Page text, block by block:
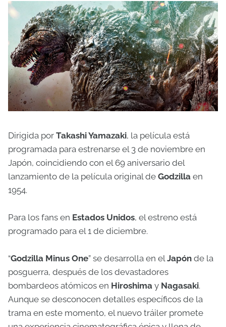
Dirigida por Takashi Yamazaki, la película está
programada para estrenarse el 3 de noviembre en
Japón, coincidiendo con el 69 aniversario del
lanzamiento de la película original de Godzilla en
1954.
Para los fans en Estados Unidos, el estreno está
programado para el 1 de diciembre.
“Godzilla Minus One” se desarrolla en el Japón de la
posguerra, después de los devastadores
bombardeos atómicos en Hiroshima y Nagasaki.
Aunque se desconocen detalles específicos de la
trama en este momento, el nuevo tráiler promete